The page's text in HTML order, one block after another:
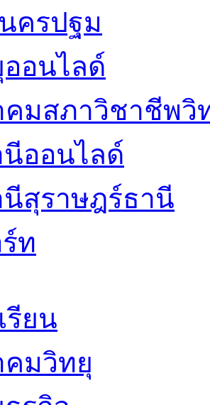
ครปฐม
อนไลด์
คมสภาวิชาชีพวิ
ออนไลด์
สุราษฎร์ธานี
ท
รียน
มวิทยุ